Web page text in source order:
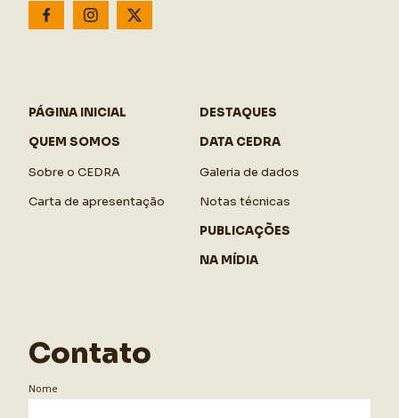
PÁGINA INICIAL
QUEM SOMOS
Sobre o CEDRA
Carta de apresentação
DESTAQUES
DATA CEDRA
Galeria de dados
Notas técnicas
PUBLICAÇÕES
NA MÍDIA
Contato
Nome